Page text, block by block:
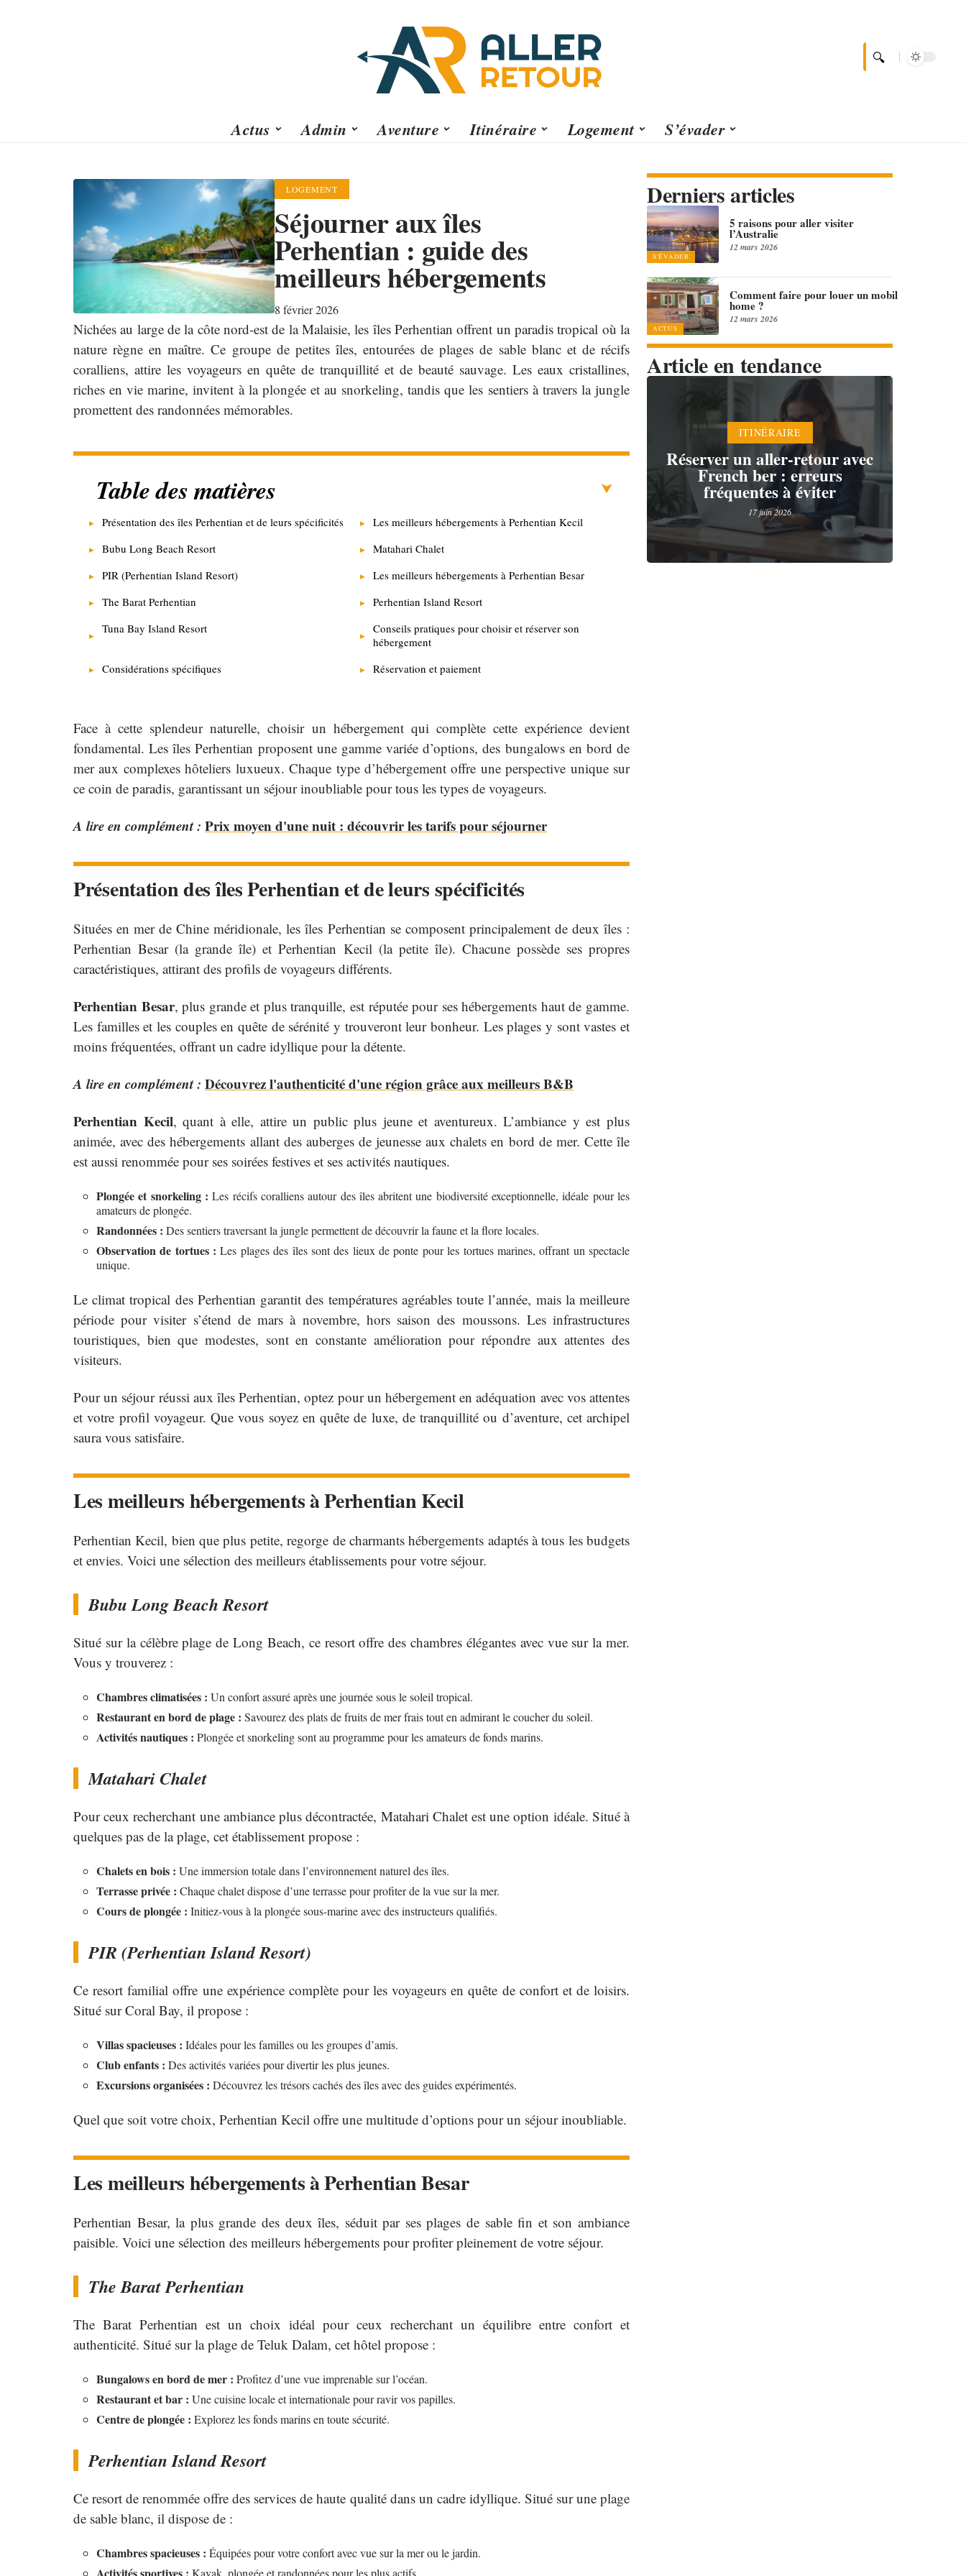
Actus Admin Aventure Itinéraire Logement S’évader
LOGEMENT
Séjourner aux îles
Perhentian : guide des
meilleurs hébergements
8 février 2026
Nichées au large de la côte nord-est de la Malaisie, les îles Perhentian offrent un paradis tropical où la
nature règne en maître. Ce groupe de petites îles, entourées de plages de sable blanc et de récifs
coralliens, attire les voyageurs en quête de tranquillité et de beauté sauvage. Les eaux cristallines,
riches en vie marine, invitent à la plongée et au snorkeling, tandis que les sentiers à travers la jungle
promettent des randonnées mémorables.
Table des matières
Présentation des îles Perhentian et de leurs spécificités
Les meilleurs hébergements à Perhentian Kecil
Bubu Long Beach Resort
Matahari Chalet
PIR (Perhentian Island Resort)
Les meilleurs hébergements à Perhentian Besar
The Barat Perhentian
Perhentian Island Resort
Tuna Bay Island Resort
Conseils pratiques pour choisir et réserver son
hébergement
Considérations spécifiques
Réservation et paiement
Face à cette splendeur naturelle, choisir un hébergement qui complète cette expérience devient
fondamental. Les îles Perhentian proposent une gamme variée d’options, des bungalows en bord de
mer aux complexes hôteliers luxueux. Chaque type d’hébergement offre une perspective unique sur
ce coin de paradis, garantissant un séjour inoubliable pour tous les types de voyageurs.
A lire en complément : Prix moyen d'une nuit : découvrir les tarifs pour séjourner
Présentation des îles Perhentian et de leurs spécificités
Situées en mer de Chine méridionale, les îles Perhentian se composent principalement de deux îles :
Perhentian Besar (la grande île) et Perhentian Kecil (la petite île). Chacune possède ses propres
caractéristiques, attirant des profils de voyageurs différents.
Perhentian Besar, plus grande et plus tranquille, est réputée pour ses hébergements haut de gamme.
Les familles et les couples en quête de sérénité y trouveront leur bonheur. Les plages y sont vastes et
moins fréquentées, offrant un cadre idyllique pour la détente.
A lire en complément : Découvrez l'authenticité d'une région grâce aux meilleurs B&B
Perhentian Kecil, quant à elle, attire un public plus jeune et aventureux. L’ambiance y est plus
animée, avec des hébergements allant des auberges de jeunesse aux chalets en bord de mer. Cette île
est aussi renommée pour ses soirées festives et ses activités nautiques.
Plongée et snorkeling : Les récifs coralliens autour des îles abritent une biodiversité exceptionnelle, idéale pour les
amateurs de plongée.
Randonnées : Des sentiers traversant la jungle permettent de découvrir la faune et la flore locales.
Observation de tortues : Les plages des îles sont des lieux de ponte pour les tortues marines, offrant un spectacle
unique.
Le climat tropical des Perhentian garantit des températures agréables toute l’année, mais la meilleure
période pour visiter s’étend de mars à novembre, hors saison des moussons. Les infrastructures
touristiques, bien que modestes, sont en constante amélioration pour répondre aux attentes des
visiteurs.
Pour un séjour réussi aux îles Perhentian, optez pour un hébergement en adéquation avec vos attentes
et votre profil voyageur. Que vous soyez en quête de luxe, de tranquillité ou d’aventure, cet archipel
saura vous satisfaire.
Les meilleurs hébergements à Perhentian Kecil
Perhentian Kecil, bien que plus petite, regorge de charmants hébergements adaptés à tous les budgets
et envies. Voici une sélection des meilleurs établissements pour votre séjour.
Bubu Long Beach Resort
Situé sur la célèbre plage de Long Beach, ce resort offre des chambres élégantes avec vue sur la mer.
Vous y trouverez :
Chambres climatisées : Un confort assuré après une journée sous le soleil tropical.
Restaurant en bord de plage : Savourez des plats de fruits de mer frais tout en admirant le coucher du soleil.
Activités nautiques : Plongée et snorkeling sont au programme pour les amateurs de fonds marins.
Matahari Chalet
Pour ceux recherchant une ambiance plus décontractée, Matahari Chalet est une option idéale. Situé à
quelques pas de la plage, cet établissement propose :
Chalets en bois : Une immersion totale dans l’environnement naturel des îles.
Terrasse privée : Chaque chalet dispose d’une terrasse pour profiter de la vue sur la mer.
Cours de plongée : Initiez-vous à la plongée sous-marine avec des instructeurs qualifiés.
PIR (Perhentian Island Resort)
Ce resort familial offre une expérience complète pour les voyageurs en quête de confort et de loisirs.
Situé sur Coral Bay, il propose :
Villas spacieuses : Idéales pour les familles ou les groupes d’amis.
Club enfants : Des activités variées pour divertir les plus jeunes.
Excursions organisées : Découvrez les trésors cachés des îles avec des guides expérimentés.
Quel que soit votre choix, Perhentian Kecil offre une multitude d’options pour un séjour inoubliable.
Les meilleurs hébergements à Perhentian Besar
Perhentian Besar, la plus grande des deux îles, séduit par ses plages de sable fin et son ambiance
paisible. Voici une sélection des meilleurs hébergements pour profiter pleinement de votre séjour.
The Barat Perhentian
The Barat Perhentian est un choix idéal pour ceux recherchant un équilibre entre confort et
authenticité. Situé sur la plage de Teluk Dalam, cet hôtel propose :
Bungalows en bord de mer : Profitez d’une vue imprenable sur l’océan.
Restaurant et bar : Une cuisine locale et internationale pour ravir vos papilles.
Centre de plongée : Explorez les fonds marins en toute sécurité.
Perhentian Island Resort
Ce resort de renommée offre des services de haute qualité dans un cadre idyllique. Situé sur une plage
de sable blanc, il dispose de :
Chambres spacieuses : Équipées pour votre confort avec vue sur la mer ou le jardin.
Kayak, plongée et randonnées pour les plus actifs.
Derniers articles
S'ÉVADER
5 raisons pour aller visiter
l’Australie
12 mars 2026
ACTUS
Comment faire pour louer un mobil
home ?
12 mars 2026
Article en tendance
ITINÉRAIRE
Réserver un aller-retour avec
French ber : erreurs
fréquentes à éviter
17 juin 2026